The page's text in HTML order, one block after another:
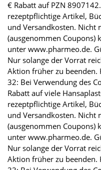
€ Rabatt auf PZN
rezeptpflichtige Artikel,
und Versandkosten.
(ausgenommen
unter www.pharmeo.de.
Nur solange der Vorrat
Aktion früher zu beenden.
32: Bei Verwendung des
Rabatt auf viele
rezeptpflichtige Artikel,
und Versandkosten.
(ausgenommen
unter www.pharmeo.de.
Nur solange der Vorrat
Aktion früher zu beenden.